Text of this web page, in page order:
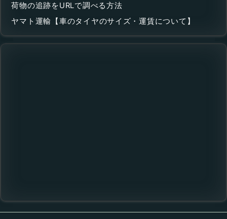
荷物の追跡をURLで調べる方法
ヤマト運輸【車のタイヤのサイズ・運賃について】